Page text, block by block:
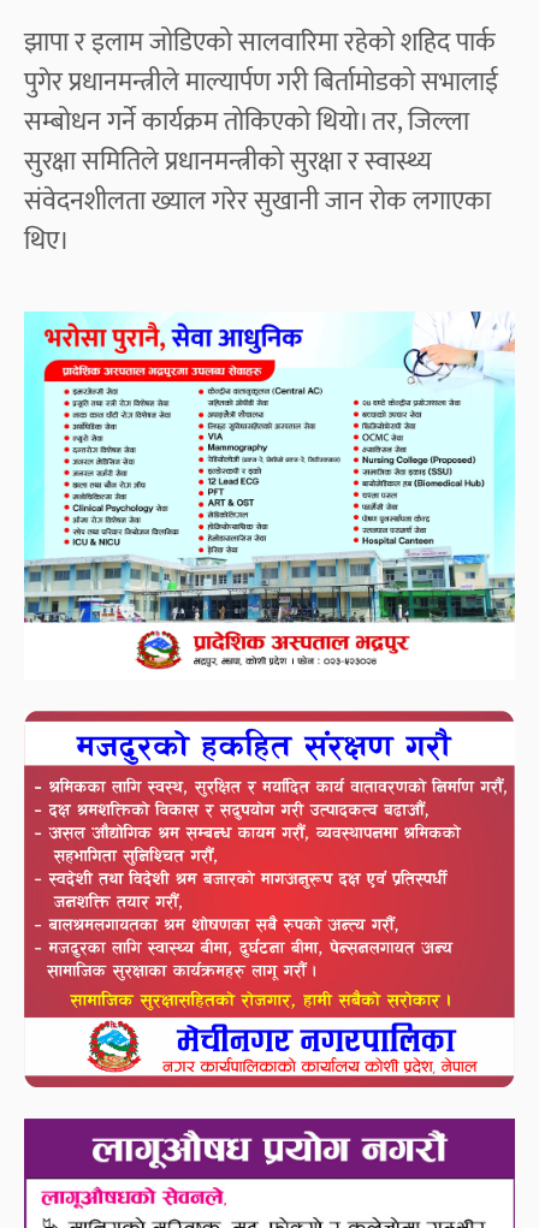
झापा र इलाम जोडिएको सालवारिमा रहेको शहिद पार्क
पुगेर प्रधानमन्त्रीले माल्यार्पण गरी बिर्तामोडको सभालाई
सम्बोधन गर्ने कार्यक्रम तोकिएको थियो। तर, जिल्ला
सुरक्षा समितिले प्रधानमन्त्रीको सुरक्षा र स्वास्थ्य
संवेदनशीलता ख्याल गरेर सुखानी जान रोक लगाएका
थिए।